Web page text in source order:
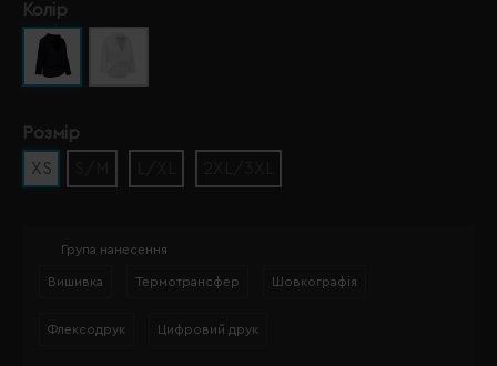
Колір
Розмір
XS
Група нанесення
Вишивка Термотрансфер Шовкографія
Флексодрук Цифровий друк